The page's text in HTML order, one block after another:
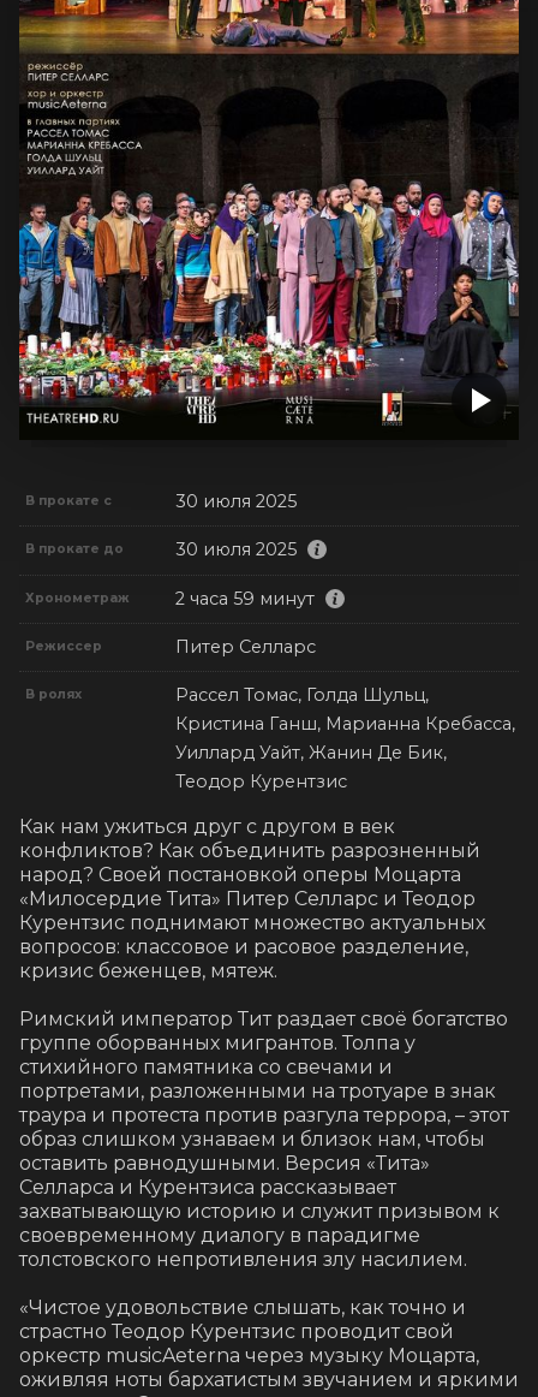
В прокате с 30 июля 2025
В прокате до 30 июля 2025
Хронометраж 2 часа 59 минут
Режиссер Питер Селларс
В ролях
Рассел Томас, Голда Шульц,
Кристина Ганш, Марианна Кребасса,
Уиллард Уайт, Жанин Де Бик,
Теодор Курентзис
Как нам ужиться друг с другом в век
конфликтов? Как объединить разрозненный
народ? Своей постановкой оперы Моцарта
«Милосердие Тита» Питер Селларс и Теодор
Курентзис поднимают множество актуальных
вопросов: классовое и расовое разделение,
кризис беженцев, мятеж.
Римский император Тит раздает своё богатство
группе оборванных мигрантов. Толпа у
стихийного памятника со свечами и
портретами, разложенными на тротуаре в знак
траура и протеста против разгула террора, – этот
образ слишком узнаваем и близок нам, чтобы
оставить равнодушными. Версия «Тита»
Селларса и Курентзиса рассказывает
захватывающую историю и служит призывом к
своевременному диалогу в парадигме
толстовского непротивления злу насилием.
«Чистое удовольствие слышать, как точно и
страстно Теодор Курентзис проводит свой
оркестр musicAeterna через музыку Моцарта,
оживляя ноты бархатистым звучанием и яркими